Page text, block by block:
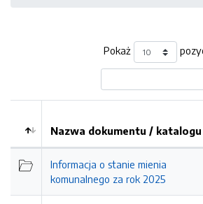
Pokaż
Kolejność
Nazwa dokumentu / katalogu
Informacja o stanie mienia
komunalnego za rok 2025